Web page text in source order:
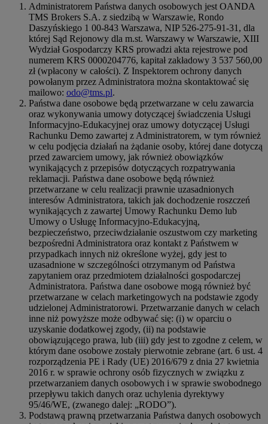
Administratorem Państwa danych osobowych jest OANDA
TMS Brokers S.A. z siedzibą w Warszawie, Rondo
Daszyńskiego 1 00-843 Warszawa, NIP 526-275-91-31, dla
której Sąd Rejonowy dla m.st. Warszawy w Warszawie, XIII
Wydział Gospodarczy KRS prowadzi akta rejestrowe pod
numerem KRS 0000204776, kapitał zakładowy 3 537 560,00
zł (wpłacony w całości). Z Inspektorem ochrony danych
powołanym przez Administratora można skontaktować się
mailowo: odo@tms.pl.
Państwa dane osobowe będą przetwarzane w celu zawarcia
oraz wykonywania umowy dotyczącej świadczenia Usługi
Informacyjno-Edukacyjnej oraz umowy dotyczącej Usługi
Rachunku Demo zawartej z Administratorem, w tym również
w celu podjęcia działań na żądanie osoby, której dane dotyczą
przed zawarciem umowy, jak również obowiązków
wynikających z przepisów dotyczących rozpatrywania
reklamacji. Państwa dane osobowe będą również
przetwarzane w celu realizacji prawnie uzasadnionych
interesów Administratora, takich jak dochodzenie roszczeń
wynikających z zawartej Umowy Rachunku Demo lub
Umowy o Usługę Informacyjno-Edukacyjną,
bezpieczeństwo, przeciwdziałanie oszustwom czy marketing
bezpośredni Administratora oraz kontakt z Państwem w
przypadkach innych niż określone wyżej, gdy jest to
uzasadnione w szczególności otrzymanym od Państwa
zapytaniem oraz przedmiotem działalności gospodarczej
Administratora. Państwa dane osobowe mogą również być
przetwarzane w celach marketingowych na podstawie zgody
udzielonej Administratorowi. Przetwarzanie danych w celach
inne niż powyższe może odbywać się: (i) w oparciu o
uzyskanie dodatkowej zgody, (ii) na podstawie
obowiązującego prawa, lub (iii) gdy jest to zgodne z celem, w
którym dane osobowe zostały pierwotnie zebrane (art. 6 ust. 4
rozporządzenia PE i Rady (UE) 2016/679 z dnia 27 kwietnia
2016 r. w sprawie ochrony osób fizycznych w związku z
przetwarzaniem danych osobowych i w sprawie swobodnego
przepływu takich danych oraz uchylenia dyrektywy
95/46/WE, (zwanego dalej: „RODO”).
Podstawą prawną przetwarzania Państwa danych osobowych